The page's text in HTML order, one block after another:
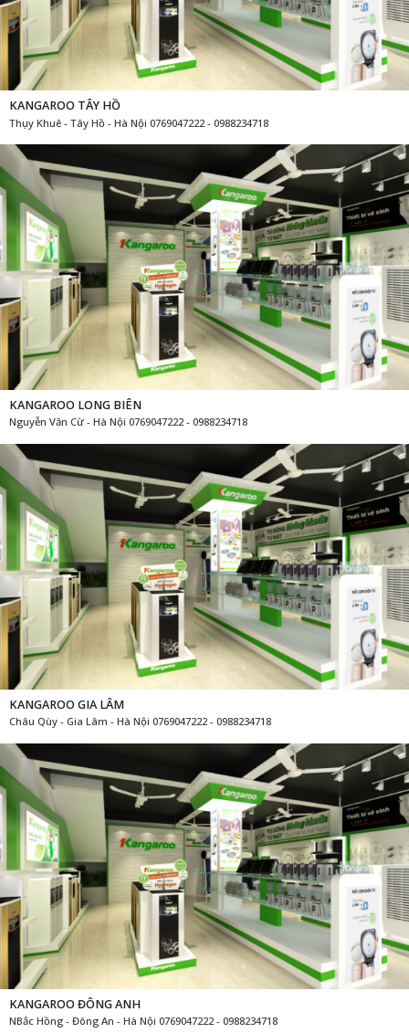
KANGAROO TÂY HỒ
Thụy Khuê - Tây Hồ - Hà Nội 0769047222 - 0988234718
KANGAROO LONG BIÊN
Nguyễn Văn Cừ - Hà Nội 0769047222 - 0988234718
KANGAROO GIA LÂM
Châu Qùy - Gia Lâm - Hà Nội 0769047222 - 0988234718
KANGAROO ĐÔNG ANH
NBắc Hồng - Đông An - Hà Nội 0769047222 - 0988234718